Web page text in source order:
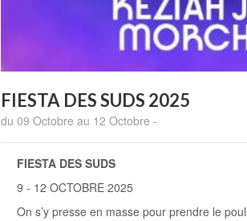
FIESTA DES SUDS 2025
du 09 Octobre au 12 Octobre -
FIESTA DES SUDS
9 - 12 OCTOBRE 2025
On s’y presse en masse pour prendre le